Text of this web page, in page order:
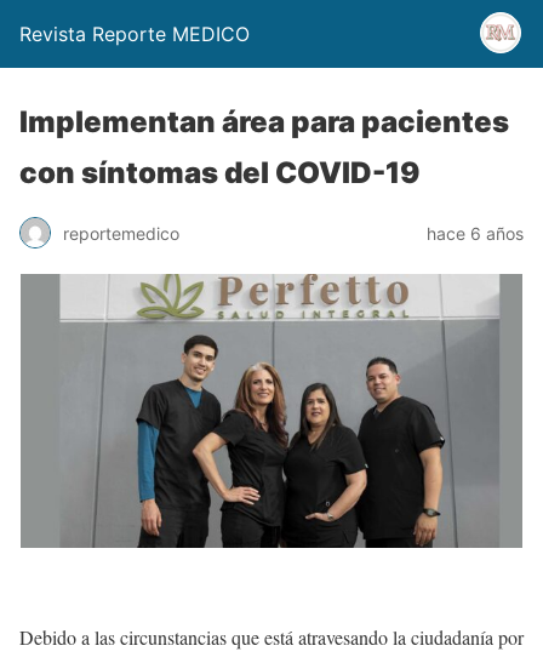
Revista Reporte MEDICO
Implementan área para pacientes
con síntomas del COVID-19
reportemedico hace 6 años
Debido a las circunstancias que está atravesando la ciudadanía por